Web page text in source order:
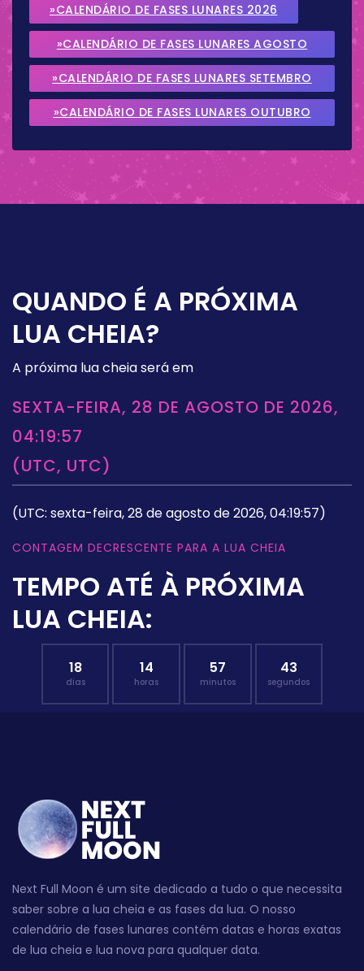
»CALENDÁRIO DE FASES LUNARES 2026
»CALENDÁRIO DE FASES LUNARES AGOSTO
2026
»CALENDÁRIO DE FASES LUNARES SETEMBRO
2026
»CALENDÁRIO DE FASES LUNARES OUTUBRO
QUANDO É A PRÓXIMA
LUA CHEIA?
A próxima lua cheia será em
SEXTA-FEIRA, 28 DE AGOSTO DE 2026,
04:19:57
(UTC, UTC)
(UTC: sexta-feira, 28 de agosto de 2026, 04:19:57)
CONTAGEM DECRESCENTE PARA A LUA CHEIA
TEMPO ATÉ À PRÓXIMA
LUA CHEIA:
18
dias
14
horas
57
minutos
42
segundos
Next Full Moon é um site dedicado a tudo o que necessita
saber sobre a lua cheia e as fases da lua. O nosso
calendário de fases lunares contém datas e horas exatas
de lua cheia e lua nova para qualquer data.